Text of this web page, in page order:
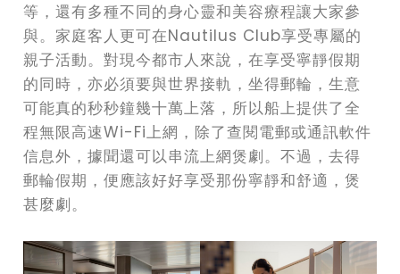
等，還有多種不同的身心靈和美容療程讓大家參
與。家庭客人更可在Nautilus Club享受專屬的
親子活動。對現今都市人來說，在享受寧靜假期
的同時，亦必須要與世界接軌，坐得郵輪，生意
可能真的秒秒鐘幾十萬上落，所以船上提供了全
程無限高速Wi-Fi上網，除了查閱電郵或通訊軟件
信息外，據聞還可以串流上網煲劇。不過，去得
郵輪假期，便應該好好享受那份寧靜和舒適，煲
甚麼劇。